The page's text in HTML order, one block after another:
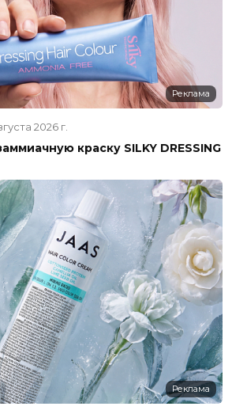
Реклама
2026 г.
краску SILKY DRESSING
Реклама